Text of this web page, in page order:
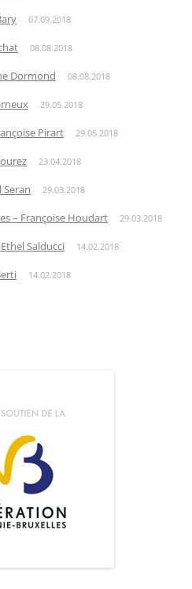
07.09.2018
08.08.2018
Dormond 08.08.2018
29.05.2018
Pirart 29.05.2018
23.04.2018
29.03.2018
– Françoise Houdart 29.03.2018
Salducci 14.02.2018
14.02.2018